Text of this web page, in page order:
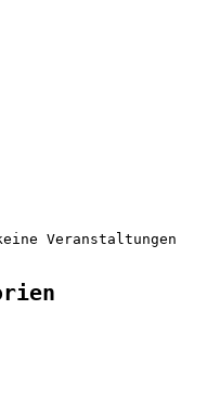
Veranstaltungen